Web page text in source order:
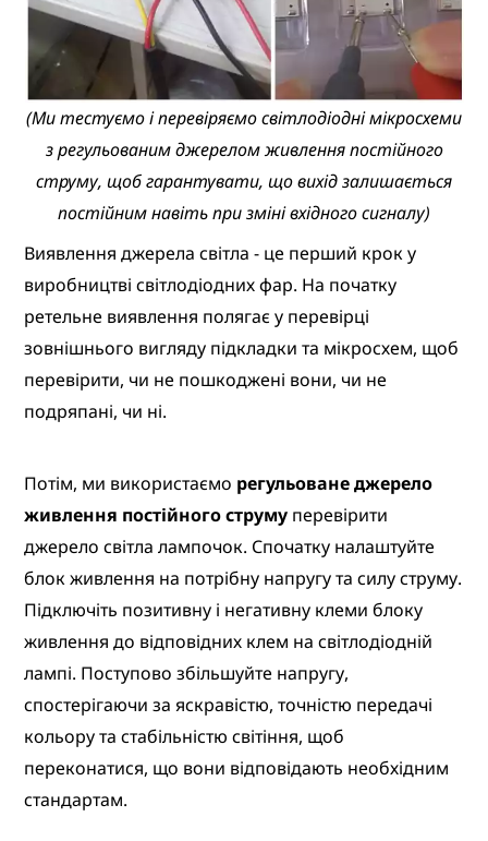
(Ми тестуємо і перевіряємо світлодіодні мікросхеми
з регульованим джерелом живлення постійного
струму, щоб гарантувати, що вихід залишається
постійним навіть при зміні вхідного сигналу)
Виявлення джерела світла - це перший крок у
виробництві світлодіодних фар. На початку
ретельне виявлення полягає у перевірці
зовнішнього вигляду підкладки та мікросхем, щоб
перевірити, чи не пошкоджені вони, чи не
подряпані, чи ні.
Потім, ми використаємо регульоване джерело
живлення постійного струму перевірити
джерело світла лампочок. Спочатку налаштуйте
блок живлення на потрібну напругу та силу струму.
Підключіть позитивну і негативну клеми блоку
живлення до відповідних клем на світлодіодній
лампі. Поступово збільшуйте напругу,
спостерігаючи за яскравістю, точністю передачі
кольору та стабільністю світіння, щоб
переконатися, що вони відповідають необхідним
стандартам.